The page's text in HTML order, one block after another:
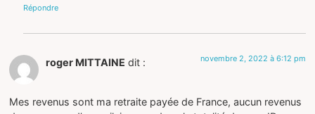
Répondre
roger MITTAINE dit : novembre 2, 2022 à 6:12 pm
Mes revenus sont ma retraite payée de France, aucun revenus